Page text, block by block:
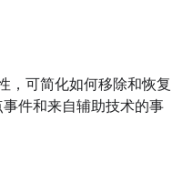
，可简化如何移除和恢复
件和来自辅助技术的事